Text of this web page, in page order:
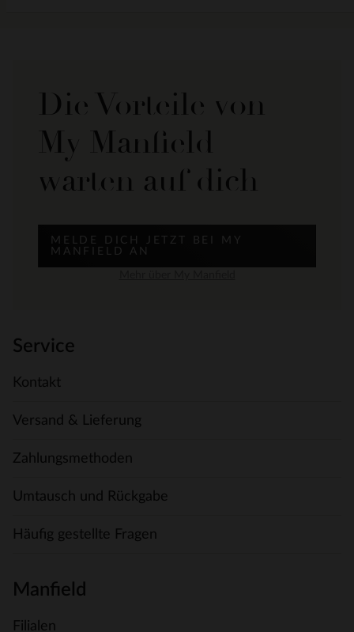
Die Vorteile von
My Manfield
warten auf dich
MELDE DICH JETZT BEI MY
MANFIELD AN
Service
Kontakt
Versand & Lieferung
Zahlungsmethoden
Umtausch und Rückgabe
Häufig gestellte Fragen
Manfield
Filialen